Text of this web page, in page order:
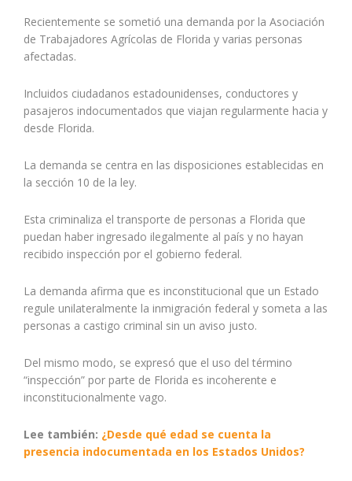
Recientemente se sometió una demanda por la Asociación
de Trabajadores Agrícolas de Florida y varias personas
afectadas.
Incluidos ciudadanos estadounidenses, conductores y
pasajeros indocumentados que viajan regularmente hacia y
desde Florida.
La demanda se centra en las disposiciones establecidas en
la sección 10 de la ley.
Esta criminaliza el transporte de personas a Florida que
puedan haber ingresado ilegalmente al país y no hayan
recibido inspección por el gobierno federal.
La demanda afirma que es inconstitucional que un Estado
regule unilateralmente la inmigración federal y someta a las
personas a castigo criminal sin un aviso justo.
Del mismo modo, se expresó que el uso del término
“inspección” por parte de Florida es incoherente e
inconstitucionalmente vago.
Lee también: ¿Desde qué edad se cuenta la
presencia indocumentada en los Estados Unidos?